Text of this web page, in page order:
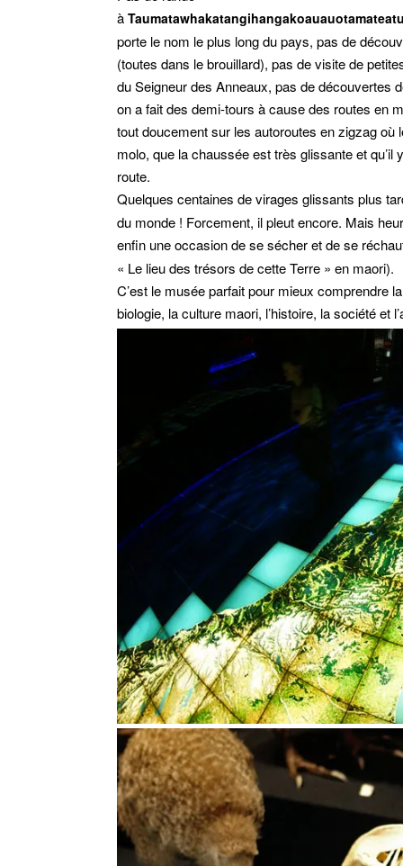
à
porte le nom le plus long du pays, pas de
(toutes dans le brouillard), pas de visite de
du Seigneur des Anneaux, pas de découvertes
on a fait des demi-tours à cause des routes en
tout doucement sur les autoroutes en zigzag où
molo, que la chaussée est très glissante et
route.
Quelques centaines de virages glissants plus
du monde ! Forcement, il pleut encore. Mais
enfin une occasion de se sécher et de se
« Le lieu des trésors de cette Terre » en maori).
C’est le musée parfait pour mieux comprendre
biologie, la culture maori, l’histoire, la société et